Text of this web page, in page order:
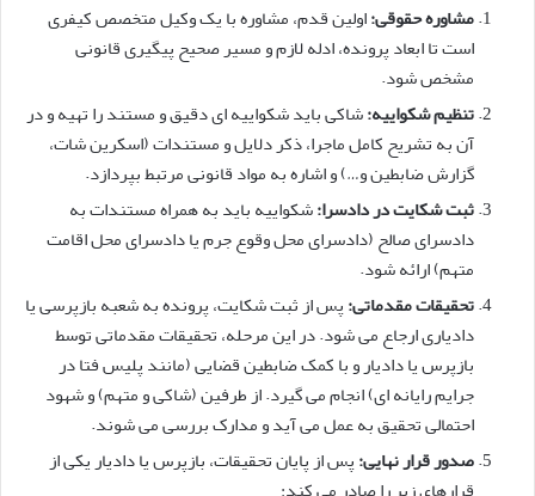
مشاوره حقوقی:اولین قدم، مشاوره با یک وکیل متخصص کیفری
است تا ابعاد پرونده، ادله لازم و مسیر صحیح پیگیری قانونی
مشخص شود.
تنظیم شکواییه:شاکی باید شکواییه ای دقیق و مستند را تهیه و در
آن به تشریح کامل ماجرا، ذکر دلایل و مستندات (اسکرین شات،
گزارش ضابطین و…) و اشاره به مواد قانونی مرتبط بپردازد.
ثبت شکایت در دادسرا:شکواییه باید به همراه مستندات به
دادسرای صالح (دادسرای محل وقوع جرم یا دادسرای محل اقامت
متهم) ارائه شود.
تحقیقات مقدماتی:پس از ثبت شکایت، پرونده به شعبه بازپرسی یا
دادیاری ارجاع می شود. در این مرحله، تحقیقات مقدماتی توسط
بازپرس یا دادیار و با کمک ضابطین قضایی (مانند پلیس فتا در
جرایم رایانه ای) انجام می گیرد. از طرفین (شاکی و متهم) و شهود
احتمالی تحقیق به عمل می آید و مدارک بررسی می شوند.
صدور قرار نهایی:پس از پایان تحقیقات، بازپرس یا دادیار یکی از